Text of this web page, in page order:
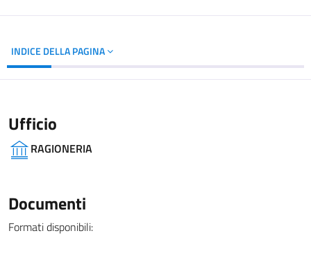
INDICE DELLA PAGINA
Ufficio
RAGIONERIA
Documenti
Formati disponibili: